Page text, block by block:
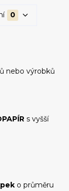
0
nebo výrobků
s vyšší
o průměru